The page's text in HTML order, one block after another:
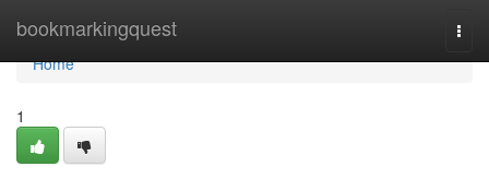
bookmarkingquest
Home
Home
1